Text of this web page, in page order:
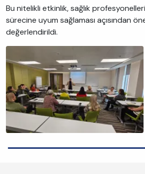
Bu nitelikli etkinlik, sağlık
sürecine uyum sağlaması açısından
değerlendirildi.